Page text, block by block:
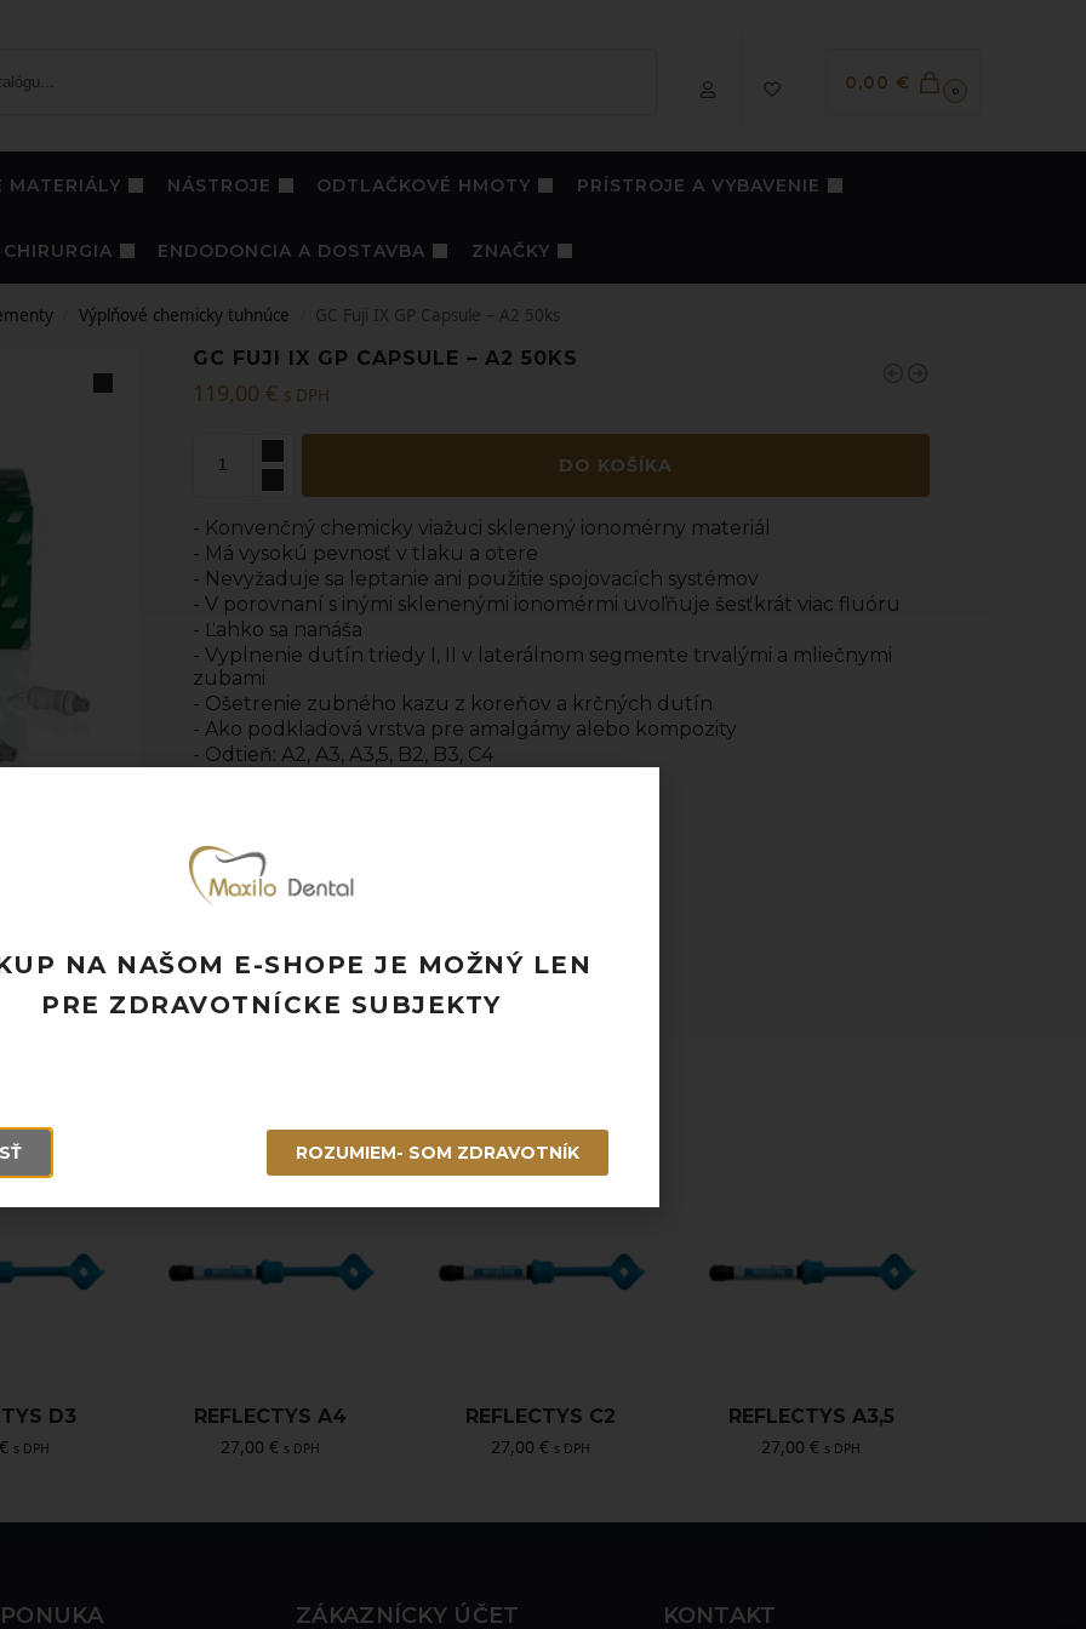
0,00 € 0
MATERIÁLY NÁSTROJE ODTLAČKOVÉ HMOTY PRÍSTROJE A VYBAVENIE
CHIRURGIA ENDODONCIA A DOSTAVBA ZNAČKY
Výplňové chemicky tuhnúce GC Fuji IX GP Capsule – A2 50ks
GC FUJI IX GP CAPSULE – A2 50KS
119,00 € s DPH
DO KOŠÍKA
- Konvenčný chemicky viažuci sklenený ionomérny materiál
- Má vysokú pevnosť v tlaku a otere
- Nevyžaduje sa leptanie ani použitie spojovacích systémov
- V porovnaní s inými sklenenými ionomérmi uvoľňuje šesťkrát viac fluóru
- Ľahko sa nanáša
- Vyplnenie dutín triedy I, II v laterálnom segmente trvalými a mliečnymi
zubami
- Ošetrenie zubného kazu z koreňov a krčných dutín
- Ako podkladová vrstva pre amalgámy alebo kompozity
- Odtieň: A2, A3, A3,5, B2, B3, C4
Doprava ZADARMO pri objednávke nad 120 EUR
Potrebujete poradiť? Neváhajte náskontaktovať.
D3
€ s DPH
REFLECTYS A4
27,00€ s DPH
REFLECTYS C2
27,00€ s DPH
REFLECTYS A3,5
27,00€ s DPH
ZÁKAZNÍCKY ÚČET KONTAKT
NA NAŠOM E-SHOPE JE MOŽNÝ LEN
PRE ZDRAVOTNÍCKE SUBJEKTY
ROZUMIEM- SOM ZDRAVOTNÍK